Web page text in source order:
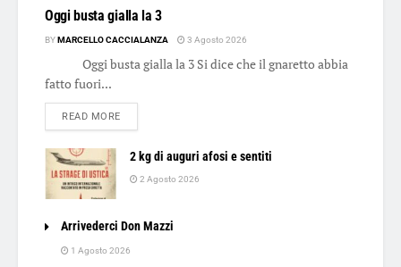
Oggi busta gialla la 3
BYMARCELLO CACCIALANZA 3 Agosto 2026
Oggi busta gialla la 3 Si dice che il gnaretto abbia
fatto fuori...
READ MOREDETAILS
2 kg di auguri afosi e sentiti
2 Agosto 2026
Arrivederci Don Mazzi
1 Agosto 2026